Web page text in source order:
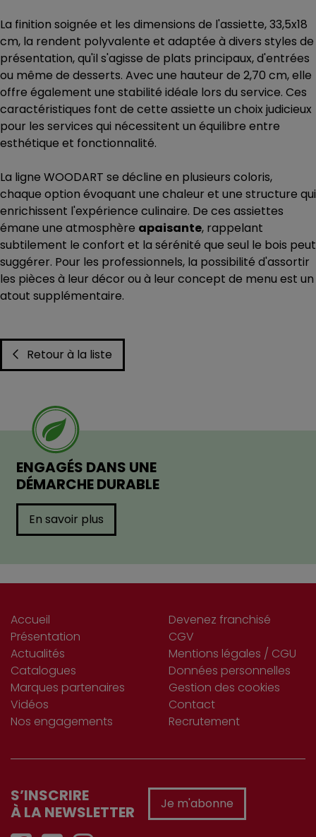
La finition soignée et les dimensions de l'assiette, 33,5x18
cm, la rendent polyvalente et adaptée à divers styles de
présentation, qu'il s'agisse de plats principaux, d'entrées
ou même de desserts. Avec une hauteur de 2,70 cm, elle
offre également une stabilité idéale lors du service. Ces
caractéristiques font de cette assiette un choix judicieux
pour les services qui nécessitent un équilibre entre
esthétique et fonctionnalité.
La ligne WOODART se décline en plusieurs coloris,
chaque option évoquant une chaleur et une structure qui
enrichissent l'expérience culinaire. De ces assiettes
émane une atmosphère apaisante, rappelant
subtilement le confort et la sérénité que seul le bois peut
suggérer. Pour les professionnels, la possibilité d'assortir
les pièces à leur décor ou à leur concept de menu est un
atout supplémentaire.
Retour à la liste
ENGAGÉS DANS UNE
DÉMARCHE DURABLE
En savoir plus
Accueil
Présentation
Actualités
Catalogues
Marques partenaires
Vidéos
Nos engagements
Devenez franchisé
CGV
Mentions légales / CGU
Données personnelles
Gestion des cookies
Contact
Recrutement
S’INSCRIRE
À LA NEWSLETTER
Je m'abonne